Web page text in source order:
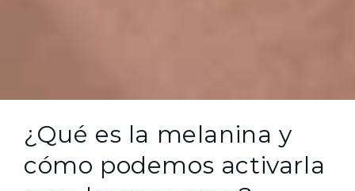
¿Qué es la melanina y
cómo podemos activarla